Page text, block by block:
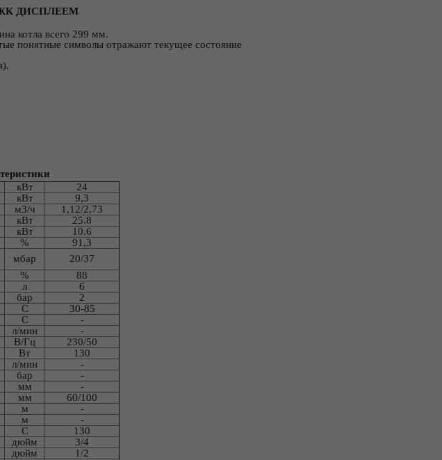
ЖК ДИСПЛЕЕМ
котла всего 299 мм.
понятные символы отражают текущее состояние
кВт
24
кВт
9,3
м3/ч
1,12/2,73
кВт
25.8
кВт
10.6
%
91,3
мбар
20/37
%
88
л
6
бар
2
С
30-85
С
-
л/мин
-
В/Гц
230/50
Вт
130
л/мин
-
бар
-
мм
-
мм
60/100
м
-
м
-
С
130
дюйм
3/4
дюйм
1/2